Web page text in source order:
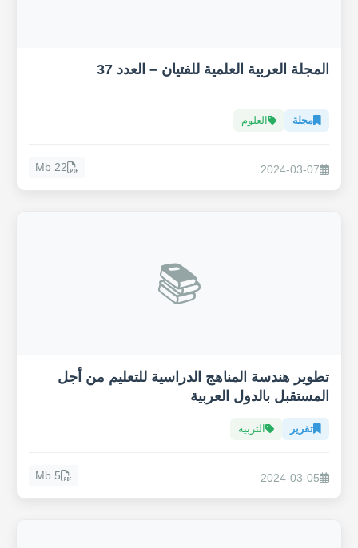
المجلة العربية العلمية للفتيان – العدد 37
مجلة العلوم
2024-03-07
22 Mb
📚
تطوير هندسة المناهج الدراسية للتعليم من أجل
المستقبل بالدول العربية
تقرير التربية
2024-03-05
5 Mb